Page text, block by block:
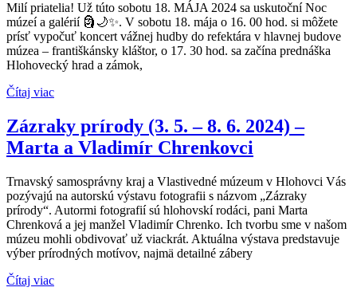
Milí priatelia! Už túto sobotu 18. MÁJA 2024 sa uskutoční Noc
múzeí a galérií 🗿🌙✨. V sobotu 18. mája o 16. 00 hod. si môžete
prísť vypočuť koncert vážnej hudby do refektára v hlavnej budove
múzea – františkánsky kláštor, o 17. 30 hod. sa začína prednáška
Hlohovecký hrad a zámok,
Čítaj viac
Zázraky prírody (3. 5. – 8. 6. 2024) –
Marta a Vladimír Chrenkovci
Trnavský samosprávny kraj a Vlastivedné múzeum v Hlohovci Vás
pozývajú na autorskú výstavu fotografii s názvom „Zázraky
prírody“. Autormi fotografií sú hlohovskí rodáci, pani Marta
Chrenková a jej manžel Vladimír Chrenko. Ich tvorbu sme v našom
múzeu mohli obdivovať už viackrát. Aktuálna výstava predstavuje
výber prírodných motívov, najmä detailné zábery
Čítaj viac